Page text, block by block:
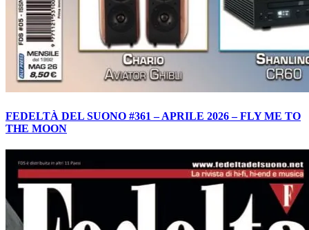
FEDELTÀ DEL SUONO #361 – APRILE 2026 – FLY ME TO
THE MOON